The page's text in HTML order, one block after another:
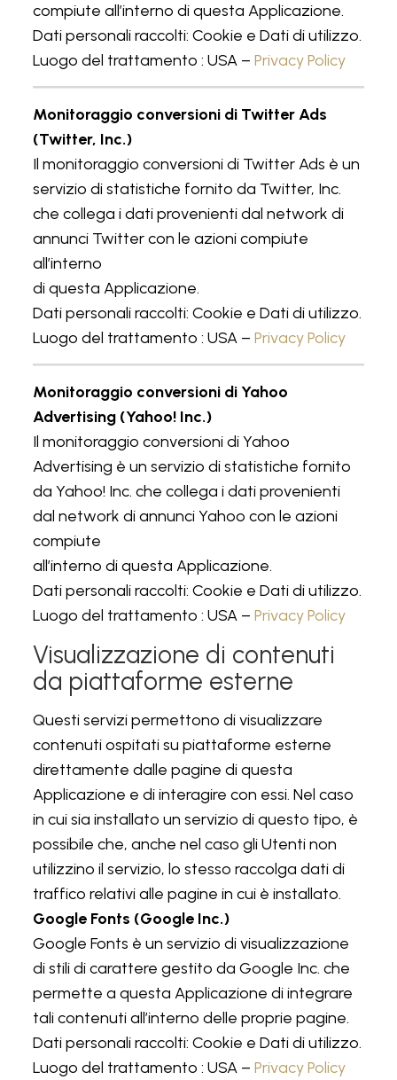
compiute all’interno di questa Applicazione.
Dati personali raccolti: Cookie e Dati di utilizzo.
Luogo del trattamento : USA – Privacy Policy
Monitoraggio conversioni di Twitter Ads
(Twitter, Inc.)
Il monitoraggio conversioni di Twitter Ads è un
servizio di statistiche fornito da Twitter, Inc.
che collega i dati provenienti dal network di
annunci Twitter con le azioni compiute
all’interno
di questa Applicazione.
Dati personali raccolti: Cookie e Dati di utilizzo.
Luogo del trattamento : USA – Privacy Policy
Monitoraggio conversioni di Yahoo
Advertising (Yahoo! Inc.)
Il monitoraggio conversioni di Yahoo
Advertising è un servizio di statistiche fornito
da Yahoo! Inc. che collega i dati provenienti
dal network di annunci Yahoo con le azioni
compiute
all’interno di questa Applicazione.
Dati personali raccolti: Cookie e Dati di utilizzo.
Luogo del trattamento : USA – Privacy Policy
Visualizzazione di contenuti
da piattaforme esterne
Questi servizi permettono di visualizzare
contenuti ospitati su piattaforme esterne
direttamente dalle pagine di questa
Applicazione e di interagire con essi. Nel caso
in cui sia installato un servizio di questo tipo, è
possibile che, anche nel caso gli Utenti non
utilizzino il servizio, lo stesso raccolga dati di
traffico relativi alle pagine in cui è installato.
Google Fonts (Google Inc.)
Google Fonts è un servizio di visualizzazione
di stili di carattere gestito da Google Inc. che
permette a questa Applicazione di integrare
tali contenuti all’interno delle proprie pagine.
Dati personali raccolti: Cookie e Dati di utilizzo.
Luogo del trattamento : USA – Privacy Policy